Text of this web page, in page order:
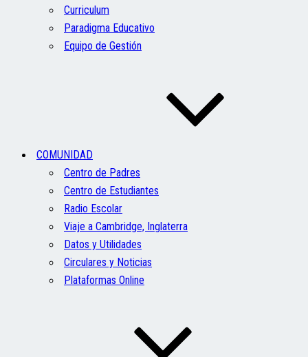
Curriculum
Paradigma Educativo
Equipo de Gestión
COMUNIDAD
Centro de Padres
Centro de Estudiantes
Radio Escolar
Viaje a Cambridge, Inglaterra
Datos y Utilidades
Circulares y Noticias
Plataformas Online